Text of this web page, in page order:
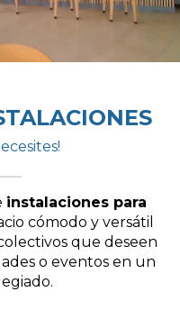
instalaciones para
cómodo y versátil
que deseen
o eventos en un